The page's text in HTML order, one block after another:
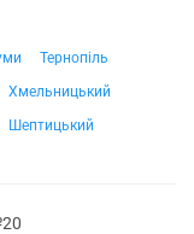
Тернопіль
Хмельницький
Шептицький